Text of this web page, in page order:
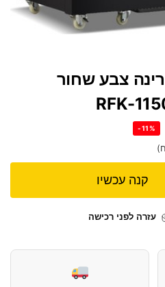
צבע שחור
-11%
קנה עכשיו
עזרה לפני רכישה